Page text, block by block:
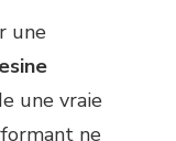
CHOISIR
POUR
CONSTRUCTION
COURT
une
une vraie
ne